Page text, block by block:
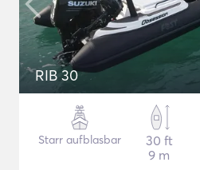
RIB 30
Starr aufblasbar
30 ft
9 m